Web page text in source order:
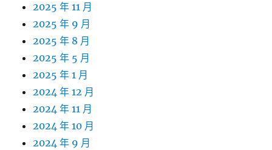
2025 年 11 月
2025 年 9 月
2025 年 8 月
2025 年 5 月
2025 年 1 月
2024 年 12 月
2024 年 11 月
2024 年 10 月
2024 年 9 月